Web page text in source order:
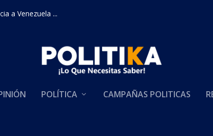
a Venezuela ...
POLÍTICA CAMPAÑAS POLITICAS